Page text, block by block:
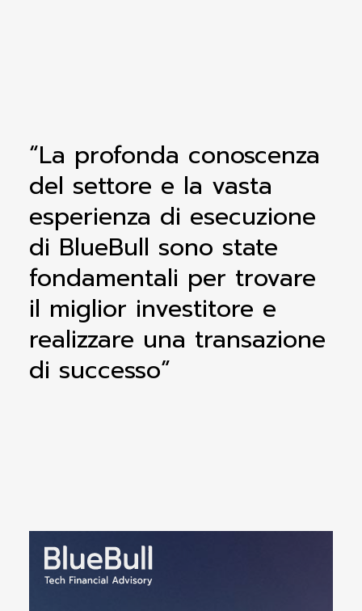
“La profonda conoscenza
del settore e la vasta
esperienza di esecuzione
di BlueBull sono state
fondamentali per trovare
il miglior investitore e
realizzare una transazione
di successo”